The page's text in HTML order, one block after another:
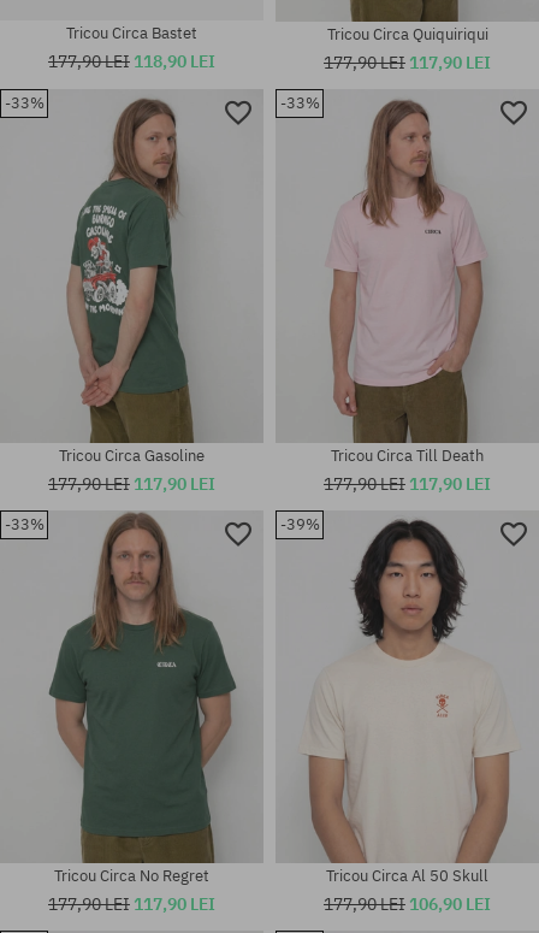
Mărimi existente:
Mărimi existente:
Mărimi existente:
Tricou Circa Bastet
177,90 LEI 118,90 LEI
Mărimi existente:
Tricou Circa Quiquiriqui
177,90 LEI 117,90 LEI
-33%
Tricou Circa Gasoline
177,90 LEI 117,90 LEI
-33%
Tricou Circa Till Death
177,90 LEI 117,90 LEI
-33%
Tricou Circa No Regret
177,90 LEI 117,90 LEI
-39%
Tricou Circa Al 50 Skull
177,90 LEI 106,90 LEI